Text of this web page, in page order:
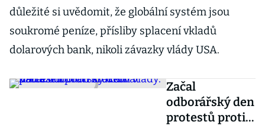
důležité si uvědomit, že globální systém jsou
soukromé peníze, přísliby splacení vkladů
dolarových bank, nikoli závazky vlády USA.
Začal
odborářský den
protestů proti